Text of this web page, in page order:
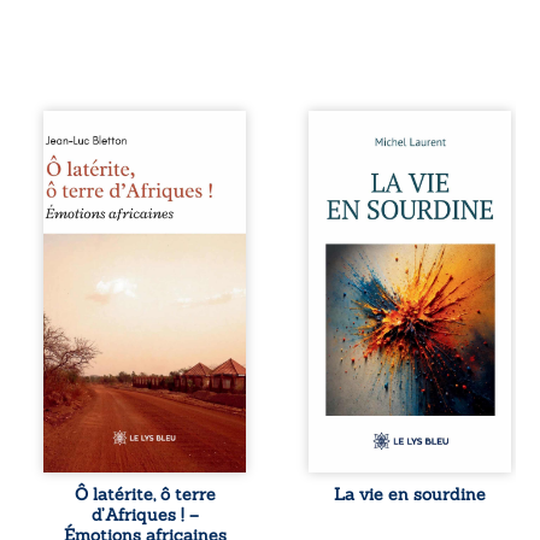
Ô latérite, ô terre
d’Afriques ! est un
poétique et
authentique aux
paysages, aux
émotions brutes
d’un continent en
entre traditions et
modernité. Des
souvenirs intimes
– la pluie à
Namoungou, le
baobab de
Zagtouli – aux
portraits
marquants –
Thomas Sankara,
Ô latérite, ô terre
d’Afriques ! –
Émotions africaines
Nina et Pierre se
très jeunes,
presque par
hasard, et se sont
persuadés que la
présence de
l’autre suffirait. Ils
mènent une
existence
modeste, rythmée
par le travail, la
fatigue et les
silences. La mort
de la mère de
vivent, fragilise un
équilibre déjà
La vie en sourdine